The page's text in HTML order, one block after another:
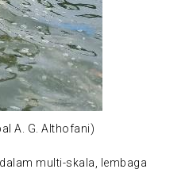
A. G. Althofani)
multi-skala, lembaga